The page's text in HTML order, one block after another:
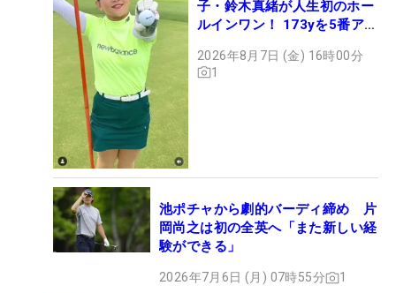
子・鈴木真緒が人生初のホー
ルインワン！ 173yを5番アイ
2026年8月7日 (金) 16時00分
1
池ポチャから劇的バーディ締め 片
岡尚之は初の全英へ「また新しい経
験ができる」
2026年7月6日 (月) 07時55分 1